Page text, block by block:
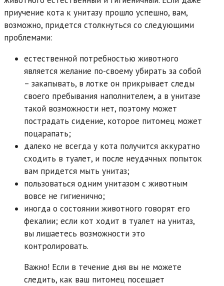
приучение кота к унитазу прошло успешно, вам,
возможно, придется столкнуться со следующими
проблемами:
естественной потребностью животного
является желание по-своему убирать за собой
– закапывать, в лотке он прикрывает следы
своего пребывания наполнителем, а в унитазе
такой возможности нет, поэтому может
пострадать сидение, которое питомец может
поцарапать;
далеко не всегда у кота получится аккуратно
сходить в туалет, и после неудачных попыток
вам придется мыть унитаз;
пользоваться одним унитазом с животным
вовсе не гигиенично;
иногда о состоянии животного говорят его
фекалии; если кот ходит в туалет на унитаз,
вы лишаетесь возможности это
контролировать.
Важно! Если в течение дня вы не можете
следить, как ваш питомец посещает